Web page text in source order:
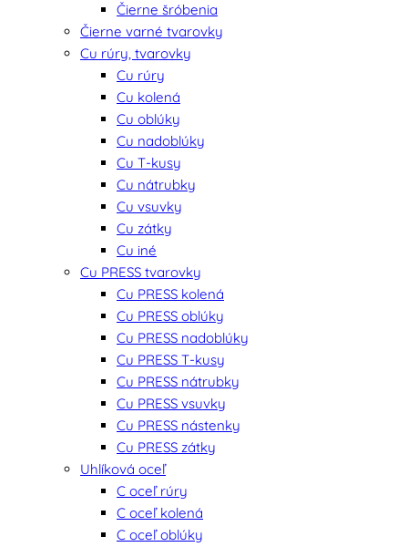
Čierne šróbenia
Čierne varné tvarovky
Cu rúry, tvarovky
Cu rúry
Cu kolená
Cu oblúky
Cu nadoblúky
Cu T-kusy
Cu nátrubky
Cu vsuvky
Cu zátky
Cu iné
Cu PRESS tvarovky
Cu PRESS kolená
Cu PRESS oblúky
Cu PRESS nadoblúky
Cu PRESS T-kusy
Cu PRESS nátrubky
Cu PRESS vsuvky
Cu PRESS nástenky
Cu PRESS zátky
Uhlíková oceľ
C oceľ rúry
C oceľ kolená
C oceľ oblúky